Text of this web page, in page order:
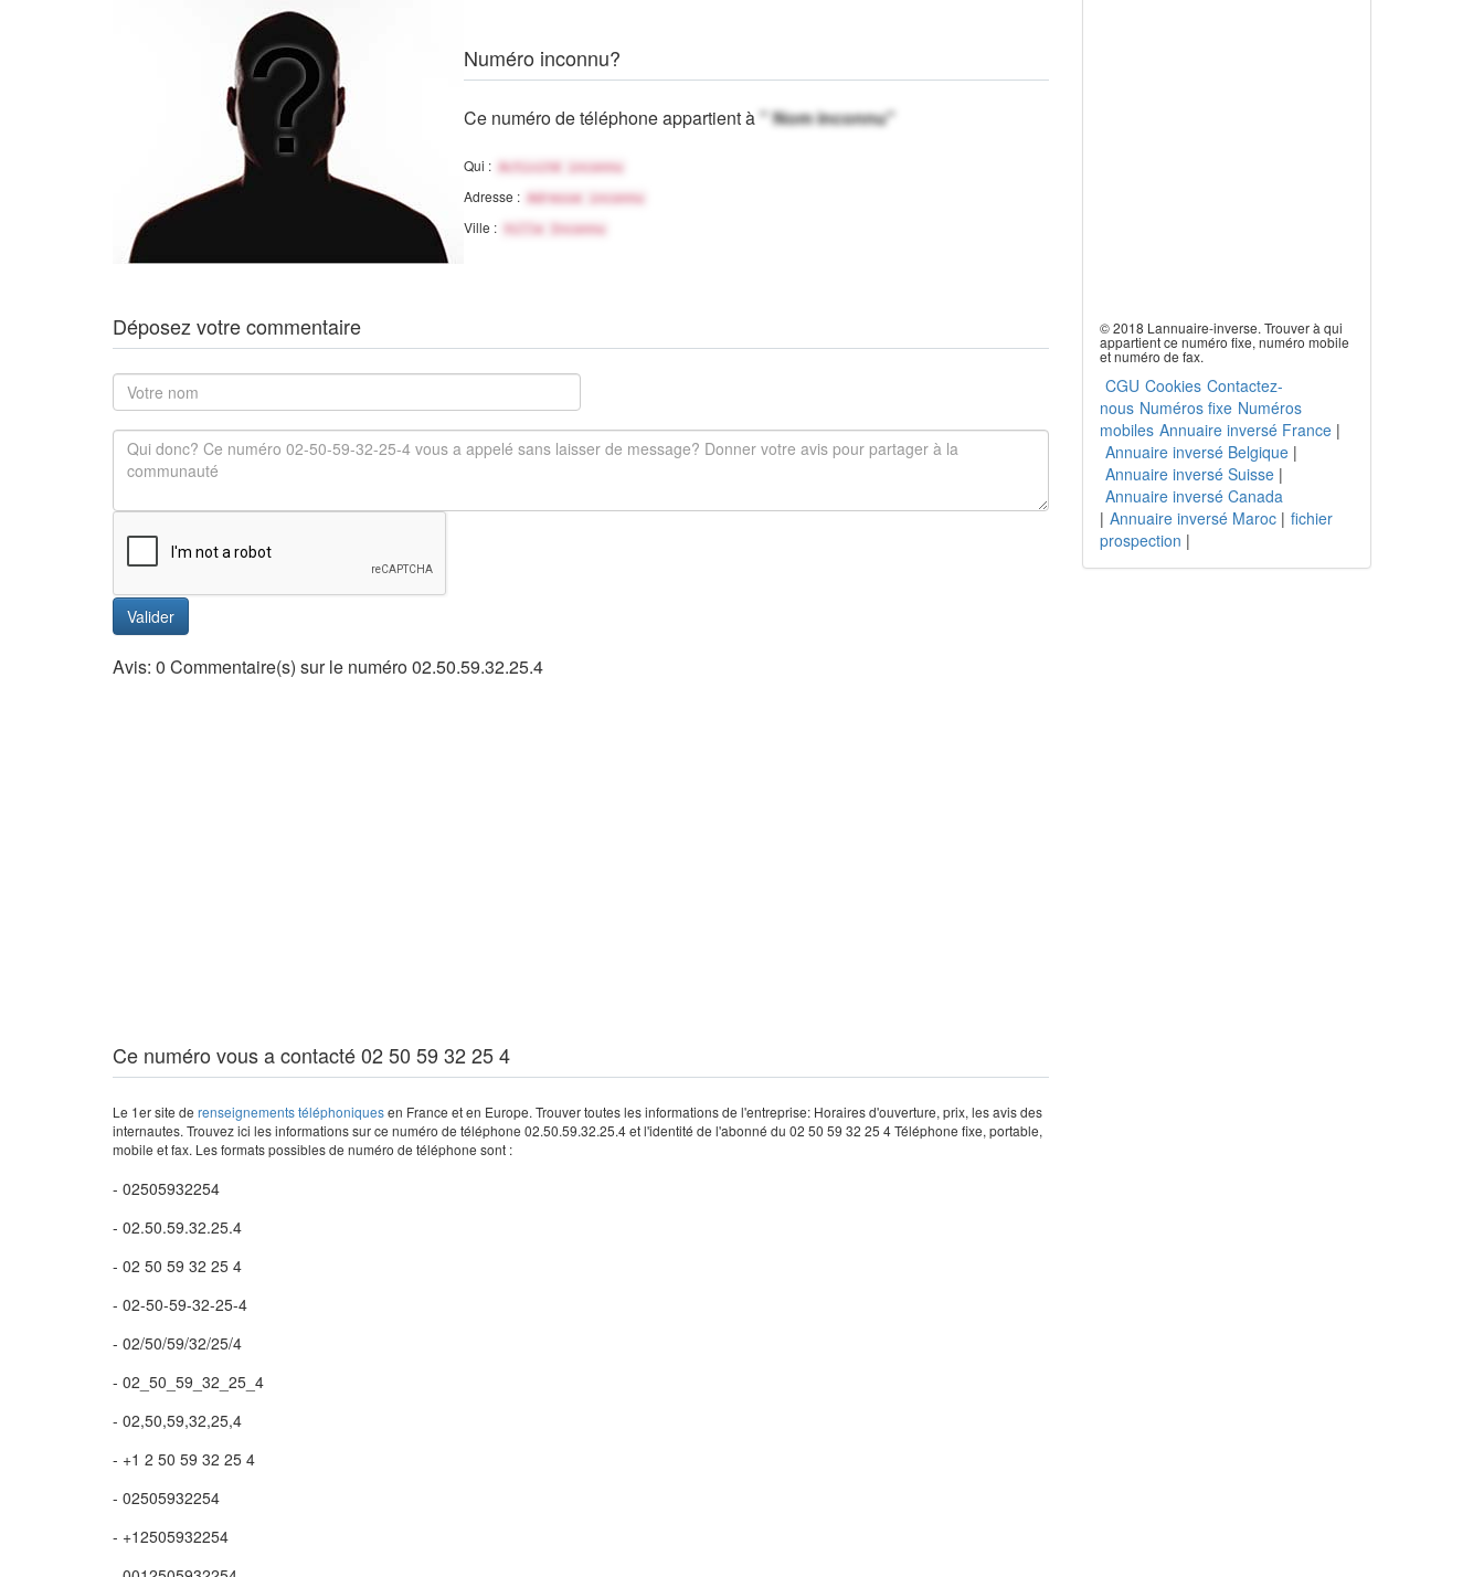
Numéro inconnu?
Ce numéro de téléphone appartient à" Nom inconnu"
Qui : Activité inconnu
Adresse : Adresse inconnu
Ville : Ville Inconnu
Déposez votre commentaire
Valider
Avis: 0 Commentaire(s) sur le numéro 02.50.59.32.25.4
Ce numéro vous a contacté 02 50 59 32 25 4
Le 1er site de renseignements téléphoniquesen France et en Europe. Trouver toutes les informations de l'entreprise: Horaires d'ouverture, prix, les avis des
internautes. Trouvez ici les informations sur ce numéro de téléphone 02.50.59.32.25.4 et l'identité de l'abonné du 02 50 59 32 25 4 Téléphone fixe, portable,
mobile et fax. Les formats possibles de numéro de téléphone sont :
- 02505932254
- 02.50.59.32.25.4
- 02 50 59 32 25 4
- 02-50-59-32-25-4
- 02/50/59/32/25/4
- 02_50_59_32_25_4
- 02,50,59,32,25,4
- +1 2 50 59 32 25 4
- 02505932254
- +12505932254
© 2018 Lannuaire-inverse. Trouver à qui
appartient ce numéro fixe, numéro mobile
et numéro de fax.
CGU Cookies Contactez-
nous Numéros fixe Numéros
mobiles Annuaire inversé France|
Annuaire inversé Belgique|
Annuaire inversé Suisse|
Annuaire inversé Canada
| Annuaire inversé Maroc| fichier
prospection |